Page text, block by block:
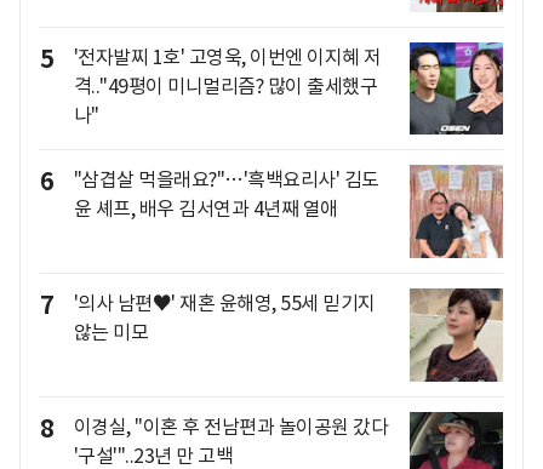
5
'전자발찌 1호' 고영욱, 이번엔 이지혜 저
격.."49평이 미니멀리즘? 많이 출세했구
나"
6
"삼겹살 먹을래요?"…'흑백요리사' 김도
윤 셰프, 배우 김서연과 4년째 열애
7
'의사 남편♥' 재혼 윤해영, 55세 믿기지
않는 미모
8
이경실, "이혼 후 전남편과 놀이공원 갔다
'구설'"..23년 만 고백